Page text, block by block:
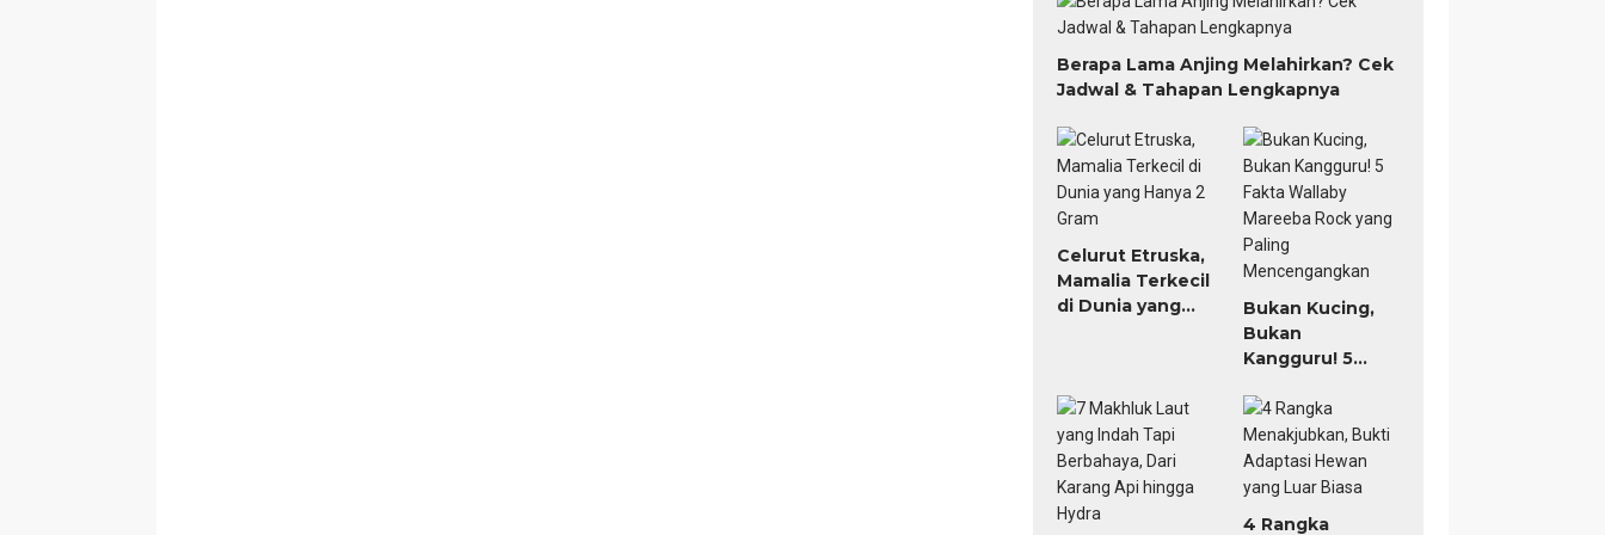
Berapa Lama Anjing Melahirkan? Cek
Jadwal & Tahapan Lengkapnya
Celurut Etruska,
Mamalia Terkecil
di Dunia yang
Bukan Kucing,
Bukan
Kangguru! 5
Mareeba Rock
yang Paling
Mencengangkan
4 Rangka